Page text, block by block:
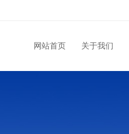
网站首页 关于我们